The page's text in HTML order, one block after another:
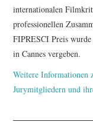
internationalen
professionellen
FIPRESCI Preis
in Cannes vergeben.
Weitere Informationen
Jurymitgliedern und